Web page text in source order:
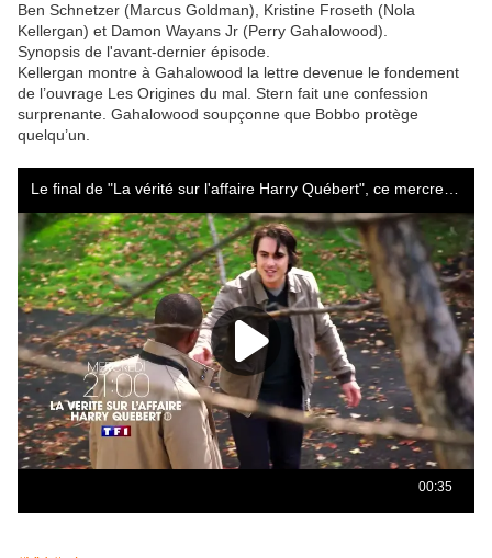
Ben Schnetzer (Marcus Goldman), Kristine Froseth (Nola
Kellergan) et Damon Wayans Jr (Perry Gahalowood).
Synopsis de l'avant-dernier épisode.
Kellergan montre à Gahalowood la lettre devenue le fondement
de l’ouvrage Les Origines du mal. Stern fait une confession
surprenante. Gahalowood soupçonne que Bobbo protège
quelqu’un.